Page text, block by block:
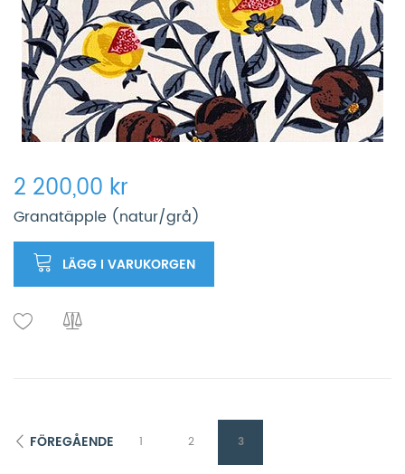
2 200,00 kr
Granatäpple (natur/grå)
LÄGG I VARUKORGEN
FÖREGÅENDE 1 2 3